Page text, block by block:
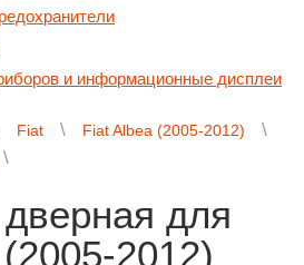
и информационные дисплеи
Fiat
Fiat Albea (2005-2012)
для
2012)